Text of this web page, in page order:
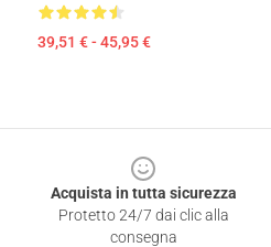
39,51 € - 45,95 €
Acquista in tutta sicurezza
Protetto 24/7 dai clic alla
consegna